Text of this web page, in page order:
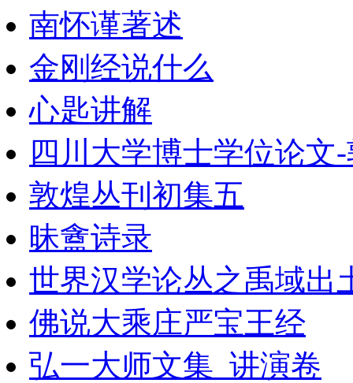
南怀谨著述
金刚经说什么
心匙讲解
四川大学博士学位论文
敦煌丛刊初集五
昧盦诗录
世界汉学论丛之禹域出
佛说大乘庄严宝王经
弘一大师文集_讲演卷